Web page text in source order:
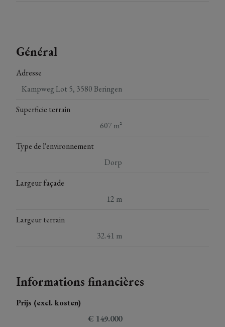
Général
Adresse
Kampweg Lot 5, 3580 Beringen
Superficie terrain
607 m²
Type de l'environnement
Dorp
Largeur façade
12 m
Largeur terrain
32.41 m
Informations financières
Prijs (excl. kosten)
€ 149.000